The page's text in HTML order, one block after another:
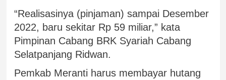
“Realisasinya (pinjaman) sampai Desember
2022, baru sekitar Rp 59 miliar,” kata
Pimpinan Cabang BRK Syariah Cabang
Selatpanjang Ridwan.
Pemkab Meranti harus membayar hutang